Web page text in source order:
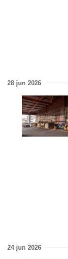
28 jun 2026
24 jun 2026